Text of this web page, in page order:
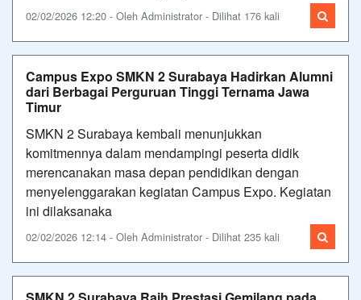
02/02/2026 12:20 - Oleh Administrator - Dilihat 176 kali
Campus Expo SMKN 2 Surabaya Hadirkan Alumni
dari Berbagai Perguruan Tinggi Ternama Jawa
Timur
SMKN 2 Surabaya kembali menunjukkan
komitmennya dalam mendampingi peserta didik
merencanakan masa depan pendidikan dengan
menyelenggarakan kegiatan Campus Expo. Kegiatan
ini dilaksanaka
02/02/2026 12:14 - Oleh Administrator - Dilihat 235 kali